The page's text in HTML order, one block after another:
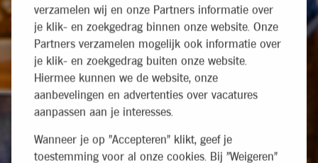
verzamelen wij en onze Partners informatie over
je klik- en zoekgedrag binnen onze website. Onze
Partners verzamelen mogelijk ook informatie over
je klik- en zoekgedrag buiten onze website.
Hiermee kunnen we de website, onze
aanbevelingen en advertenties over vacatures
aanpassen aan je interesses.
Wanneer je op "Accepteren" klikt, geef je
toestemming voor al onze cookies. Bij "Weigeren"